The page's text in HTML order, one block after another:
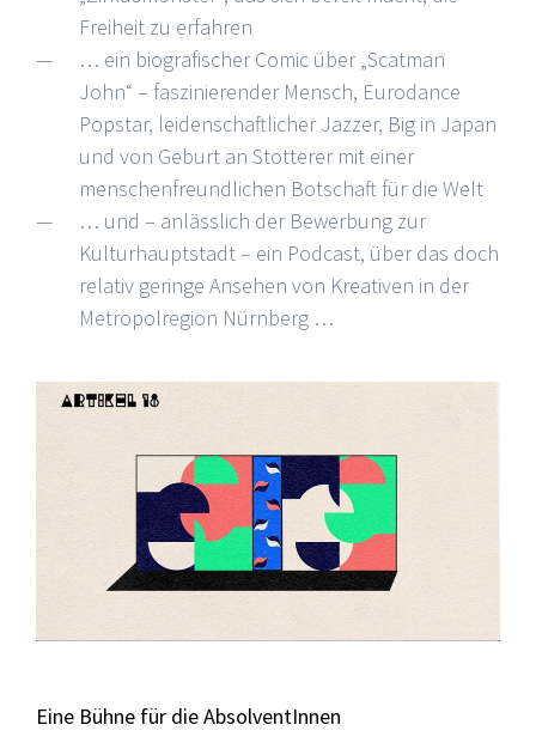
Freiheit zu erfahren
… ein biografischer Comic über „Scatman
John“ – faszinierender Mensch, Eurodance
Popstar, leidenschaftlicher Jazzer, Big in Japan
und von Geburt an Stotterer mit einer
menschenfreundlichen Botschaft für die Welt
… und – anlässlich der Bewerbung zur
Kulturhauptstadt – ein Podcast, über das doch
relativ geringe Ansehen von Kreativen in der
Metropolregion Nürnberg …
Eine Bühne für die AbsolventInnen